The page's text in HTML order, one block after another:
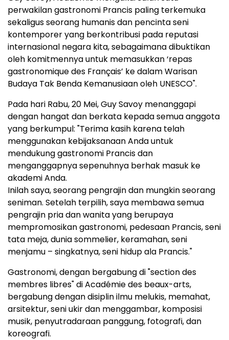
perwakilan gastronomi Prancis paling terkemuka
sekaligus seorang humanis dan pencinta seni
kontemporer yang berkontribusi pada reputasi
internasional negara kita, sebagaimana dibuktikan
oleh komitmennya untuk memasukkan ‘repas
gastronomique des Français’ ke dalam Warisan
Budaya Tak Benda Kemanusiaan oleh UNESCO".
Pada hari Rabu, 20 Mei, Guy Savoy menanggapi
dengan hangat dan berkata kepada semua anggota
yang berkumpul: "Terima kasih karena telah
menggunakan kebijaksanaan Anda untuk
mendukung gastronomi Prancis dan
menganggapnya sepenuhnya berhak masuk ke
akademi Anda.
Inilah saya, seorang pengrajin dan mungkin seorang
seniman. Setelah terpilih, saya membawa semua
pengrajin pria dan wanita yang berupaya
mempromosikan gastronomi, pedesaan Prancis, seni
tata meja, dunia sommelier, keramahan, seni
menjamu – singkatnya, seni hidup ala Prancis."
Gastronomi, dengan bergabung di "section des
membres libres" di Académie des beaux-arts,
bergabung dengan disiplin ilmu melukis, memahat,
arsitektur, seni ukir dan menggambar, komposisi
musik, penyutradaraan panggung, fotografi, dan
koreografi.